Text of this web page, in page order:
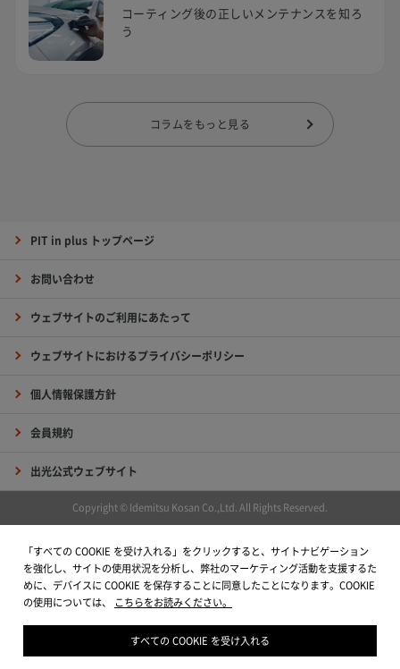
コーティング後の正しいメンテナンスを知ろ
う
コラムをもっと見る
PIT in plus トップページ
お問い合わせ
ウェブサイトのご利用にあたって
ウェブサイトにおけるプライバシーポリシー
個人情報保護方針
会員規約
出光公式ウェブサイト
Copyright © Idemitsu Kosan Co.,Ltd. All Rights Reserved.
「すべての COOKIE を受け入れる」をクリックすると、サイトナビゲーション
を強化し、サイトの使用状況を分析し、弊社のマーケティング活動を支援するた
めに、デバイスに COOKIE を保存することに同意したことになります。COOKIE
の使用については、
こちらをお読みください。
すべての COOKIE を受け入れる